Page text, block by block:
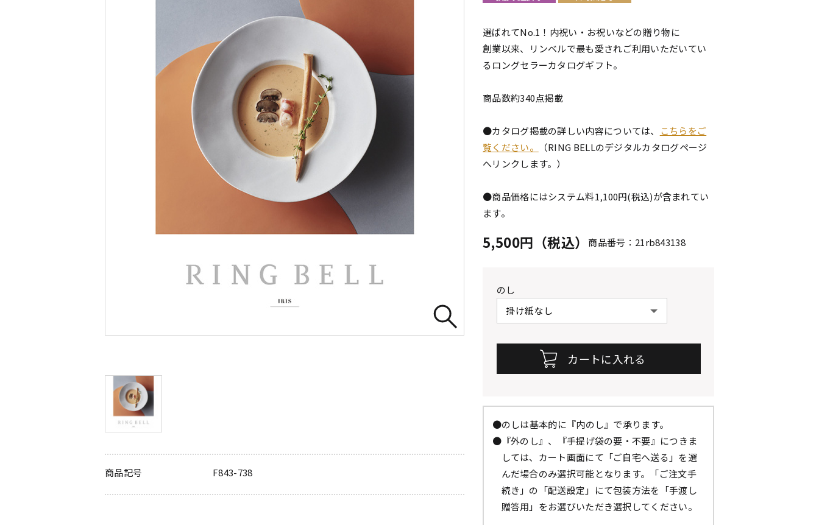
商品記号 F843-738
選ばれてNo.1！内祝い・お祝いなどの贈り物に
創業以来、リンベルで最も愛されご利用いただいてい
るロングセラーカタログギフト。
商品数約340点掲載
●カタログ掲載の詳しい内容については、
こちらをご
覧ください。
（RING BELLのデジタルカタログページ
へリンクします。）
●商品価格にはシステム料1,100円(税込)が含まれてい
ます。
5,500円（税込） 商品番号：21rb843138
のし
●のしは基本的に『内のし』で承ります。
●『外のし』、『手提げ袋の要・不要』につきま
しては、カート画面にて「ご自宅へ送る」を選
んだ場合のみ選択可能となります。「ご注文手
続き」の「配送設定」にて包装方法を「手渡し
贈答用」をお選びいただき選択してください。